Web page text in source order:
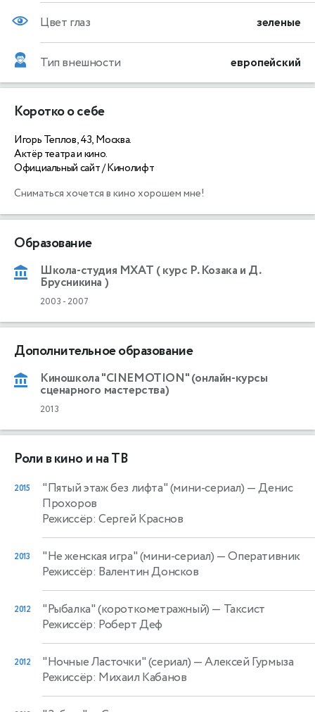
Цвет глаз зеленые
Тип внешности европейский
Коротко о себе
Игорь Теплов, 43, Москва.
Актёр театра и кино.
Официальный сайт / Кинолифт
Образование
Школа-студия МХАТ ( курс Р. Козака и Д.
Брусникина )
2003 - 2007
Дополнительное образование
Киношкола "CINEMOTION" (онлайн-курсы
сценарного мастерства)
2013
Роли в кино и на ТВ
2015 "Пятый этаж без лифта" (мини-сериал) — Денис
Прохоров
Режиссёр: Сергей Краснов
2013 "Не женская игра" (мини-сериал) — Оперативник
Режиссёр: Валентин Донсков
2012 "Рыбалка" (короткометражный) — Таксист
Режиссёр: Роберт Деф
2012 "Ночные Ласточки" (сериал) — Алексей Гурмыза
Режиссёр: Михаил Кабанов